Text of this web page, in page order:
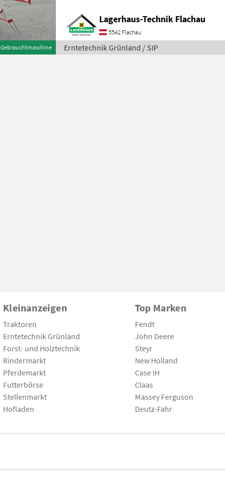
Gebrauchtmaschine
Lagerhaus-Technik Flachau
5542 Flachau
Erntetechnik Grünland / SIP
Kleinanzeigen
Traktoren
Erntetechnik Grünland
Forst- und Holztechnik
Rindermarkt
Pferdemarkt
Futterbörse
Stellenmarkt
Hofladen
Top Marken
Fendt
John Deere
Steyr
New Holland
Case IH
Claas
Massey Ferguson
Deutz-Fahr